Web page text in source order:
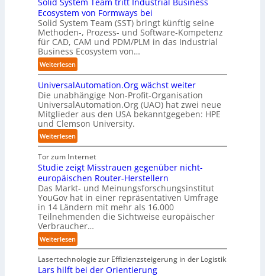
a
h
r
e
n
f
ü
r
d
e
n
G
i
g
a
c
t
o
r
y
-
A
u
b
a
u
m
C
o
-
C
E
O
e
c
h
e
n
z
e
n
t
r
e
n
i
n
D
e
u
t
s
c
h
l
a
n
d
T
r
e
f
f
p
u
k
t
f
ü
r
p
r
a
x
i
s
n
a
h
e
A
u
t
o
:
D
i
s
r
u
p
t
b
l
i
c
k
t
f
d
i
e
Z
u
k
u
f
t
Ecosystem von Formways bei
Solid System Team (SST) bringt künftig seine
Methoden-, Prozess- und Software-Kompetenz
für CAD, CAM und PDM/PLM in das Industrial
Business Ecosystem von…
Weiterlesen:
S
o
l
i
d
S
s
t
e
m
T
e
a
m
t
r
i
t
UniversalAutomation.Org wächst weiter
Die unabhängige Non-Profit-Organisation
UniversalAutomation.Org (UAO) hat zwei neue
Mitglieder aus den USA bekanntgegeben: HPE
und Clemson University.
Weiterlesen:
U
n
i
v
e
r
s
a
l
A
u
t
o
Tor zum Internet
Studie zeigt Misstrauen gegenüber nicht-
europäischen Router-Herstellern
Das Markt- und Meinungsforschungsinstitut
YouGov hat in einer repräsentativen Umfrage
in 14 Ländern mit mehr als 16.000
Teilnehmenden die Sichtweise europäischer
Verbraucher…
Weiterlesen:
S
t
u
Lasertechnologie zur Effizienzsteigerung in der Logistik
Lars hilft bei der Orientierung